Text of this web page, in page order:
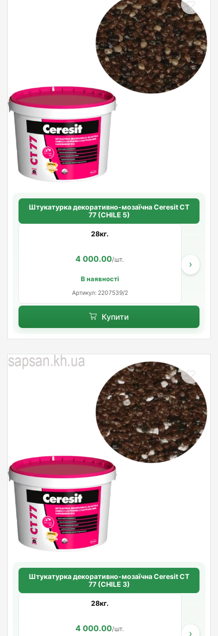
Штукатурка декоративно-мозаїчна Ceresit CT
77 (CHILE 5)
28кг.
4 000.00/шт.
В наявності
Артикул: 2207539/2
›
Купити
Штукатурка декоративно-мозаїчна Ceresit CT
77 (CHILE 3)
28кг.
4 000.00/шт.